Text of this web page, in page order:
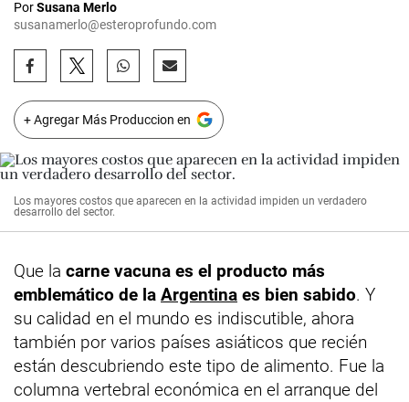
PorSusana Merlo
susanamerlo@esteroprofundo.com
+ Agregar Más Produccion en
Los mayores costos que aparecen en la actividad impiden un verdadero
desarrollo del sector.
Que la carne vacuna es el producto más
emblemático de la Argentina es bien sabido. Y
su calidad en el mundo es indiscutible, ahora
también por varios países asiáticos que recién
están descubriendo este tipo de alimento. Fue la
columna vertebral económica en el arranque del